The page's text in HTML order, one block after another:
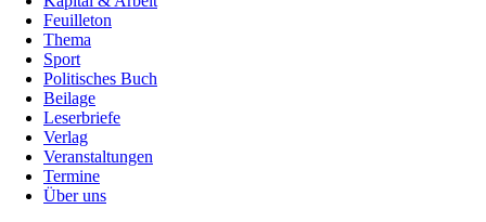
Feuilleton
Thema
Sport
Politisches Buch
Beilage
Leserbriefe
Verlag
Veranstaltungen
Termine
Über uns